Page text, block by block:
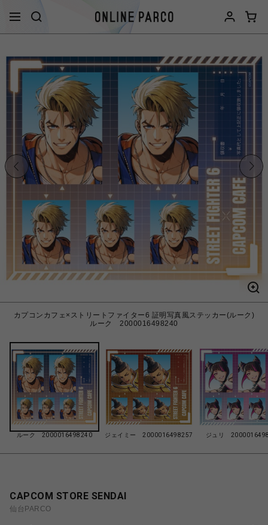
カプコンカフェ×ストリートファイター6 証明写真風ステッカー(ルーク)
ルーク 2000016498240
ルーク 2000016498240 ジェイミー 2000016498257 ジュリ
CAPCOM STORE SENDAI
仙台PARCO